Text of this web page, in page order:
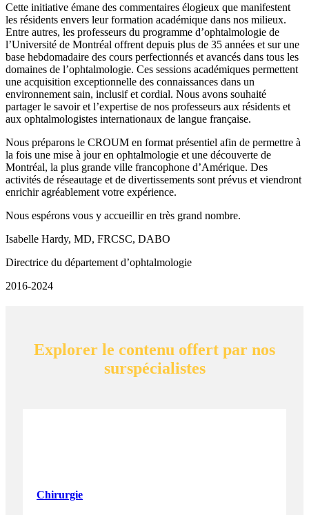
Cette initiative émane des commentaires élogieux que manifestent
les résidents envers leur formation académique dans nos milieux.
Entre autres, les professeurs du programme d’ophtalmologie de
l’Université de Montréal offrent depuis plus de 35 années et sur une
base hebdomadaire des cours perfectionnés et avancés dans tous les
domaines de l’ophtalmologie. Ces sessions académiques permettent
une acquisition exceptionnelle des connaissances dans un
environnement sain, inclusif et cordial. Nous avons souhaité
partager le savoir et l’expertise de nos professeurs aux résidents et
aux ophtalmologistes internationaux de langue française.
Nous préparons le CROUM en format présentiel afin de permettre à
la fois une mise à jour en ophtalmologie et une découverte de
Montréal, la plus grande ville francophone d’Amérique. Des
activités de réseautage et de divertissements sont prévus et viendront
enrichir agréablement votre expérience.
Nous espérons vous y accueillir en très grand nombre.
Isabelle Hardy, MD, FRCSC, DABO
Directrice du département d’ophtalmologie
2016-2024
Explorer le contenu offert par nos
surspécialistes
Chirurgie